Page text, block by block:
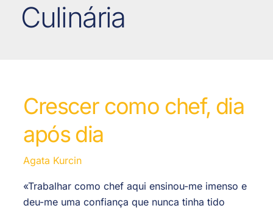
Culinária
Crescer como chef, dia
após dia
Agata Kurcin
«Trabalhar como chef aqui ensinou-me imenso e
deu-me uma confiança que nunca tinha tido